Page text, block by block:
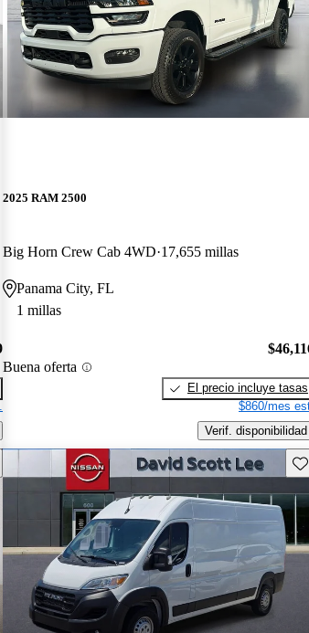
2025 RAM 2500
Big Horn Crew Cab 4WD 17,655 millas
Panama City, FL
1 millas
Buena oferta
El precio incluye tasas
$860/mes
Verif. disponibilidad
este Aviso